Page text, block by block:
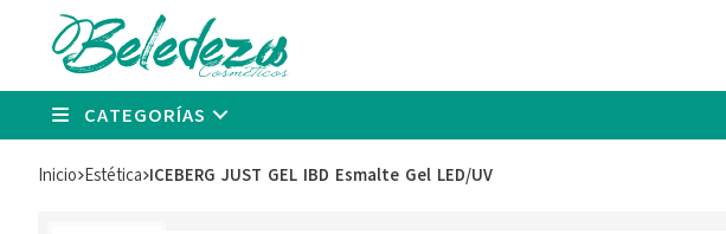
CATEGORÍAS
Inicio estética ICEBERG JUST GEL IBD Esmalte Gel LED/UV